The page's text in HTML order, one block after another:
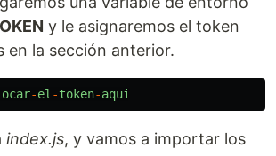
y le asignaremos el token
en la sección anterior.
-el -token-aqui
index.js, y vamos a importar los